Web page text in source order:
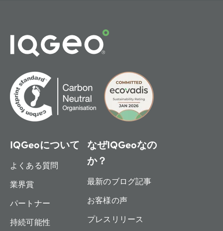
IQGeoについて
よくある質問
業界賞
パートナー
持続可能性
なぜIQGeoなの
か？
最新のブログ記事
お客様の声
プレスリリース